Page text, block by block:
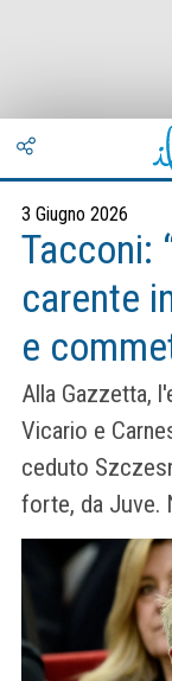
3 Giugno 2026
Tacconi:
carente
e
Alla Gazzetta,
Vicario e
ceduto
forte, da Juve.